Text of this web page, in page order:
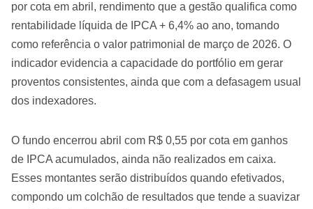
por cota em abril, rendimento que a gestão qualifica como
rentabilidade líquida de IPCA + 6,4% ao ano, tomando
como referência o valor patrimonial de março de 2026. O
indicador evidencia a capacidade do portfólio em gerar
proventos consistentes, ainda que com a defasagem usual
dos indexadores.
O fundo encerrou abril com R$ 0,55 por cota em ganhos
de IPCA acumulados, ainda não realizados em caixa.
Esses montantes serão distribuídos quando efetivados,
compondo um colchão de resultados que tende a suavizar